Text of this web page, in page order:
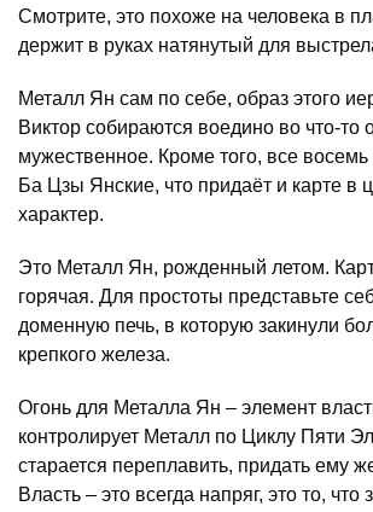
Смотрите, это похоже на человека в
держит в руках натянутый для
Металл Ян сам по себе, образ этого
Виктор собираются воедино во что-то
мужественное. Кроме того, все
Ба Цзы Янские, что придаёт и карте в
характер.
Это Металл Ян, рожденный летом.
горячая. Для простоты представьте
доменную печь, в которую закинули
крепкого железа.
Огонь для Металла Ян – элемент
контролирует Металл по Циклу Пяти
старается переплавить, придать ему
Власть – это всегда напряг, это то, что